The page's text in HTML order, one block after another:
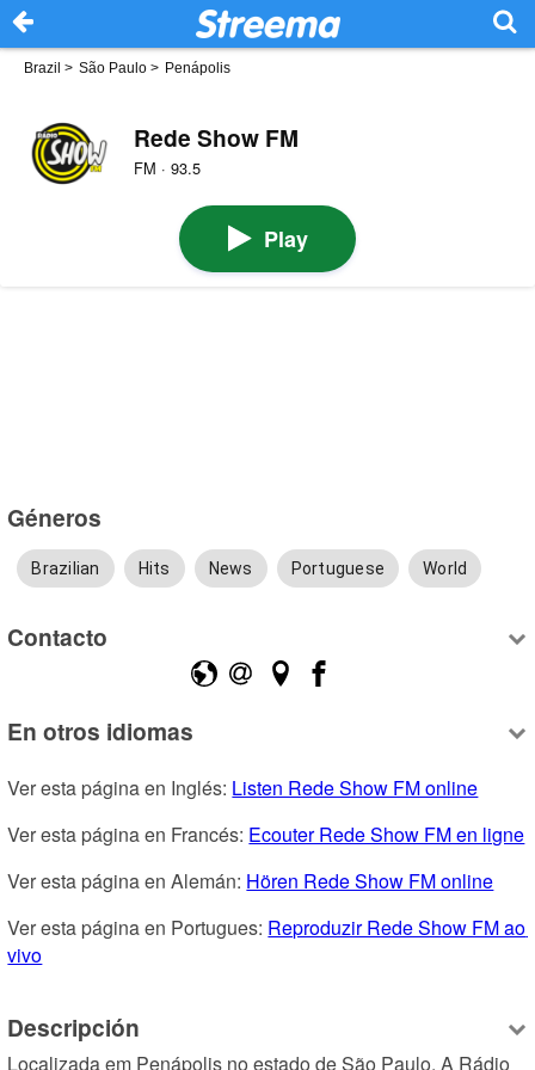
Brazil > São Paulo > Penápolis
Rede Show FM
FM · 93.5
Play
Géneros
Brazilian Hits News Portuguese World
Contacto
En otros idiomas
Ver esta página en Inglés: Listen Rede Show FM online
Ver esta página en Francés: Ecouter Rede Show FM en ligne
Ver esta página en Alemán: Hören Rede Show FM online
Ver esta página en Portugues: Reproduzir Rede Show FM ao
vivo
Descripción
Localizada em Penápolis no estado de São Paulo. A Rádio